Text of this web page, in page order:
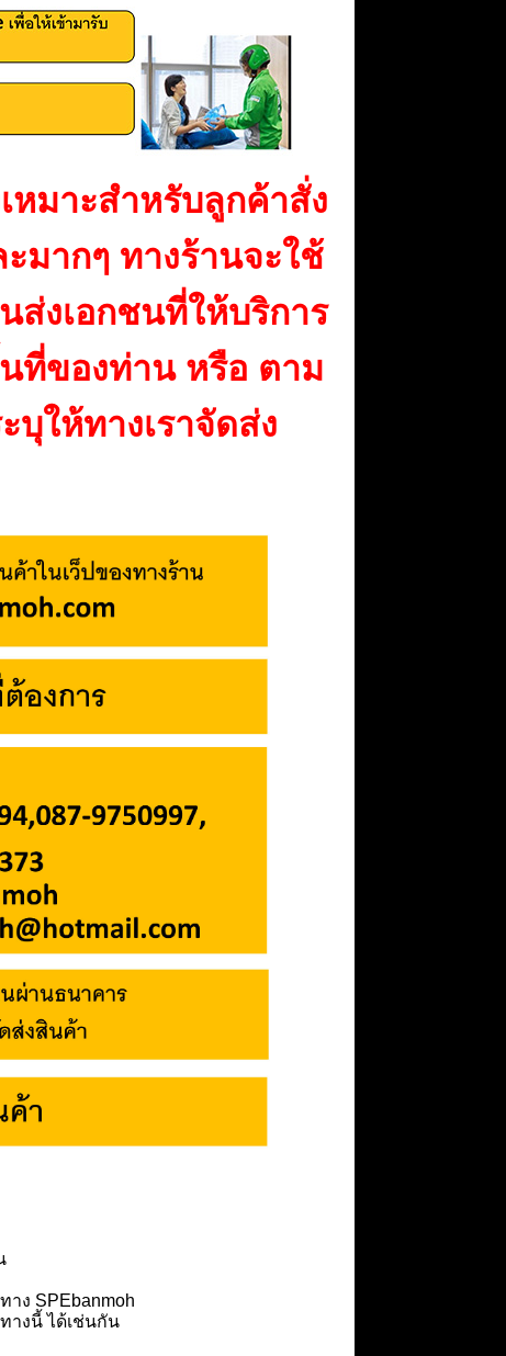
หมาะสำหรับลูกค้าสั่ง
มากๆ ทางร้านจะใช้
ส่งเอกชนที่ให้บริการ
ที่ของท่าน หรือ ตาม
บุให้ทางเราจัดส่ง
าง SPEbanmoh
างนี้ ได้เช่นกัน